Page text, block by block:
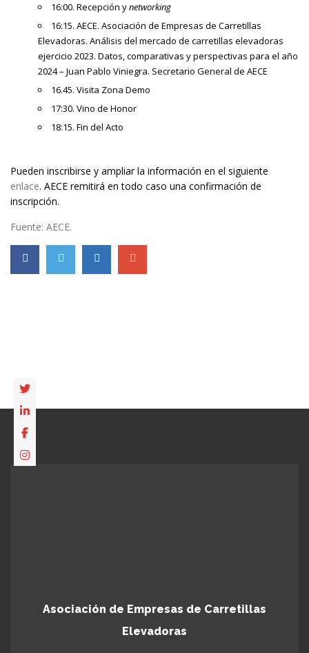
16:00. Recepción ynetworking
16:15. AECE. Asociación de Empresas de Carretillas
Elevadoras. Análisis del mercado de carretillas elevadoras
ejercicio 2023. Datos, comparativas y perspectivas para el año
2024 – Juan Pablo Viniegra. Secretario General de AECE
16.45. Visita Zona Demo
17:30. Vino de Honor
18:15. Fin del Acto
Pueden inscribirse y ampliar la información en el siguiente
enlace. AECE remitirá en todo caso una confirmación de
inscripción.
Fuente: AECE.
Asociación de Empresas de Carretillas
Elevadoras